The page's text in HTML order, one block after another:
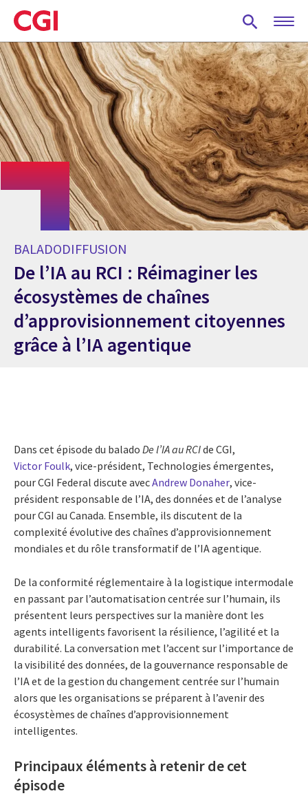
Skip
to
main
content
BALADODIFFUSION
De l’IA au RCI : Réimaginer les
écosystèmes de chaînes
d’approvisionnement citoyennes
grâce à l’IA agentique
Dans cet épisode du balado De l’IA au RCIde CGI,
Victor Foulk, vice-président, Technologies émergentes,
pour CGI Federal discute avecAndrew Donaher, vice-
président responsable de l’IA, des données et de l’analyse
pour CGI au Canada. Ensemble, ils discutent de la
complexité évolutive des chaînes d’approvisionnement
mondiales et du rôle transformatif de l’IA agentique.
De la conformité réglementaire à la logistique intermodale
en passant par l’automatisation centrée sur l’humain, ils
présentent leurs perspectives sur la manière dont les
agents intelligents favorisent la résilience, l’agilité et la
durabilité. La conversation met l’accent sur l’importance de
la visibilité des données, de la gouvernance responsable de
l’IA et de la gestion du changement centrée sur l’humain
alors que les organisations se préparent à l’avenir des
écosystèmes de chaînes d’approvisionnement
intelligentes.
Principaux éléments à retenir de cet
épisode